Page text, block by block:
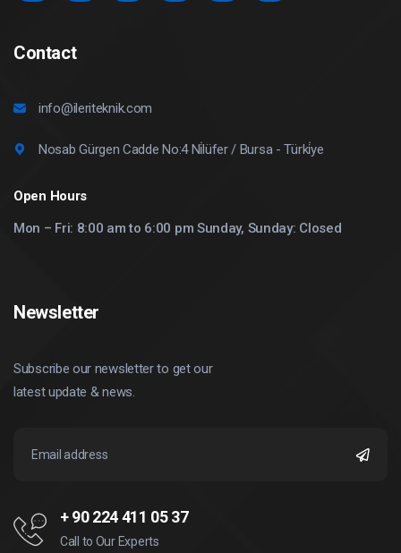
Contact
info@ileriteknik.com
Nosab Gürgen Cadde No:4 Ni̇lüfer / Bursa - Türki̇ye
Open Hours
Mon – Fri: 8:00 am to 6:00 pm Sunday, Sunday: Closed
Newsletter
Subscribe our newsletter to get our
latest update & news.
+ 90 224 411 05 37
Call to Our Experts